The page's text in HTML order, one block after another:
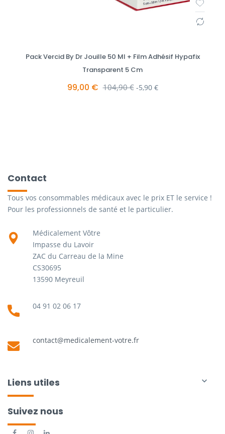
Pack Vercid By Dr Jouille 50 Ml + Film Adhésif Hypafix
Transparent 5 Cm
99,00 € Prix de base
104,90 € -5,90 €
Contact
Tous vos consommables médicaux avec le prix ET le service !
Pour les professionnels de santé et le particulier.
Médicalement Vôtre
Impasse du Lavoir
ZAC du Carreau de la Mine
CS30695
13590 Meyreuil
04 91 02 06 17
contact@medicalement-votre.fr
Liens utiles 
Suivez nous